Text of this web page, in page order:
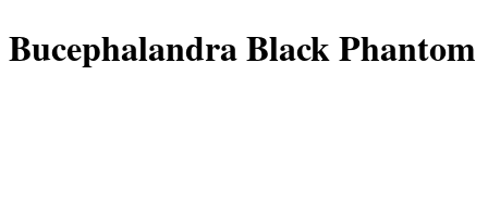
Bucephalandra Black Phantom